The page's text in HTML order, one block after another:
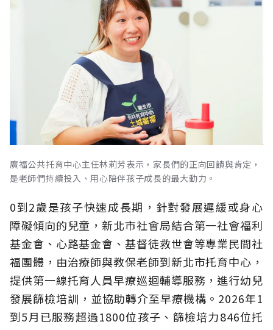
廣福公共托育中心主任林莉芳表示，家長們的正向回饋與肯定，
是老師們持續投入、用心陪伴孩子成長的最大動力。
0到2歲是孩子快速成長期，針對發展遲緩或身心
障礙傾向的兒童，新北市社會局結合第一社會福利
基金會、心路基金會、基督徒救世會等專業民間社
福團體，由治療師與教保老師到新北市托育中心，
提供第一線托育人員早療巡迴輔導服務，進行幼兒
發展篩檢培訓，並協助轉介至早療機構。2026年1
到5月已服務超過1800位孩子、篩檢培力846位托